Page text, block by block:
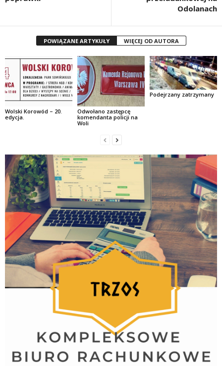
Odolanach
POWIĄZANE ARTYKUŁY WIĘCEJ OD AUTORA
Wolski Korowód – 20.
edycja.
Odwołano zastępcę
komendanta policji na
Woli
Podejrzany zatrzymany